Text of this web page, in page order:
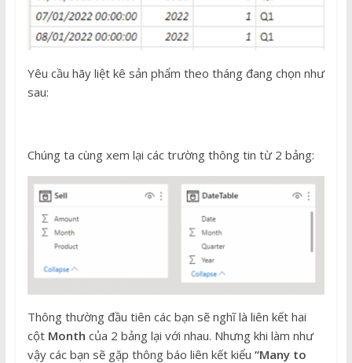
Yêu cầu hãy liệt kê sản phẩm theo tháng đang chọn như
sau:
Chúng ta cùng xem lại các trường thông tin từ 2 bảng:
Thông thường đầu tiên các bạn sẽ nghĩ là liên kết hai
cột Month của 2 bảng lại với nhau. Nhưng khi làm như
vậy các bạn sẽ gặp thông báo liên kết kiểu “Many to